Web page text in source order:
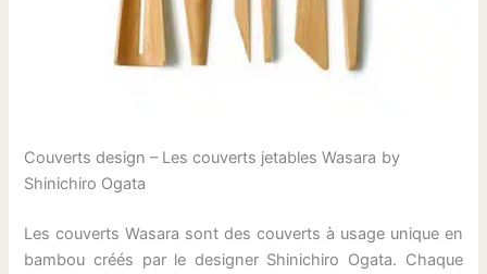
Couverts design – Les couverts jetables Wasara by
Shinichiro Ogata
Les couverts Wasara sont des couverts à usage unique en
bambou créés par le designer Shinichiro Ogata. Chaque